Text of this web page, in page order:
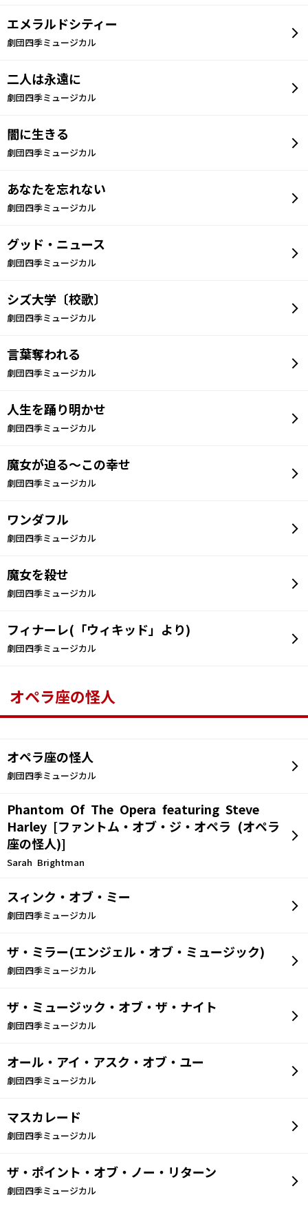
エメラルドシティー
劇団四季ミュージカル
二人は永遠に
劇団四季ミュージカル
闇に生きる
劇団四季ミュージカル
あなたを忘れない
劇団四季ミュージカル
グッド・ニュース
劇団四季ミュージカル
シズ大学〔校歌〕
劇団四季ミュージカル
言葉奪われる
劇団四季ミュージカル
人生を踊り明かせ
劇団四季ミュージカル
魔女が迫る～この幸せ
劇団四季ミュージカル
ワンダフル
劇団四季ミュージカル
魔女を殺せ
劇団四季ミュージカル
フィナーレ(「ウィキッド」より)
劇団四季ミュージカル
オペラ座の怪人
オペラ座の怪人
劇団四季ミュージカル
Phantom Of The Opera featuring Steve
Harley [ファントム・オブ・ジ・オペラ (オペラ
座の怪人)]
Sarah Brightman
スィンク・オブ・ミー
劇団四季ミュージカル
ザ・ミラー(エンジェル・オブ・ミュージック)
劇団四季ミュージカル
ザ・ミュージック・オブ・ザ・ナイト
劇団四季ミュージカル
オール・アイ・アスク・オブ・ユー
劇団四季ミュージカル
マスカレード
劇団四季ミュージカル
ザ・ポイント・オブ・ノー・リターン
劇団四季ミュージカル